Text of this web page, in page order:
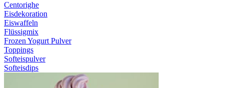
Centorighe
Eisdekoration
Eiswaffeln
Flüssigmix
Frozen Yogurt Pulver
Toppings
Softeispulver
Softeisdips